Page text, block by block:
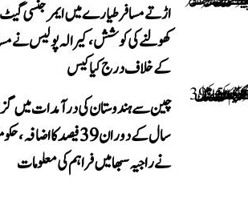
اڑتے مسافر طیارے میں ایمرجنسی گیٹ
کھولنے کی کوشش، کیرالہ پولیس نے
کے خلاف درج کیا کیس
سال کے دوران 39 فیصد کا
نے راجیہ سبھا میں فراہم کی معلومات